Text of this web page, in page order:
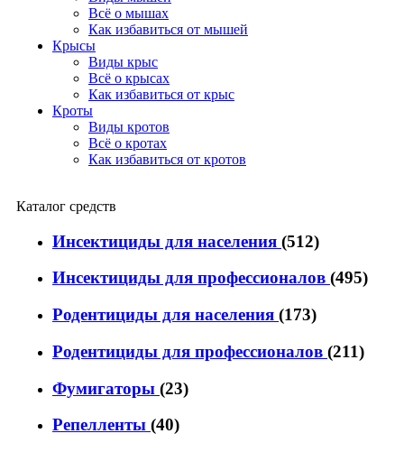
Всё о мышах
Как избавиться от мышей
Крысы
Виды крыс
Всё о крысах
Как избавиться от крыс
Кроты
Виды кротов
Всё о кротах
Как избавиться от кротов
Каталог средств
Инсектициды для населения (512)
Инсектициды для профессионалов (495)
Родентициды для населения (173)
Родентициды для профессионалов (211)
Фумигаторы (23)
Репелленты (40)